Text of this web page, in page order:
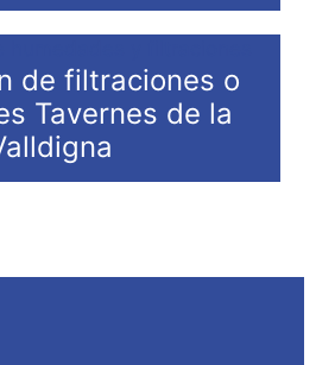
de filtraciones o
Tavernes de la